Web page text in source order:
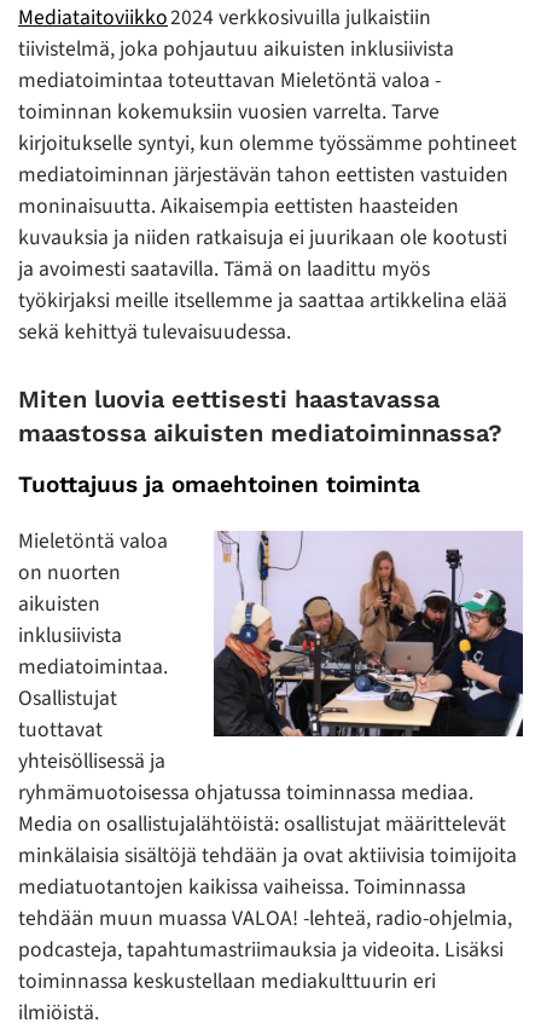
Mediataitoviikko2024 verkkosivuilla julkaistiin
tiivistelmä, joka pohjautuu aikuisten inklusiivista
mediatoimintaa toteuttavan Mieletöntä valoa -
toiminnan kokemuksiin vuosien varrelta. Tarve
kirjoitukselle syntyi, kun olemme työssämme pohtineet
mediatoiminnan järjestävän tahon eettisten vastuiden
moninaisuutta. Aikaisempia eettisten haasteiden
kuvauksia ja niiden ratkaisuja ei juurikaan ole kootusti
ja avoimesti saatavilla. Tämä on laadittu myös
työkirjaksi meille itsellemme ja saattaa artikkelina elää
sekä kehittyä tulevaisuudessa.
Miten luovia eettisesti haastavassa
maastossa aikuisten mediatoiminnassa?
Tuottajuus ja omaehtoinen toiminta
Mieletöntä valoa
on nuorten
aikuisten
inklusiivista
mediatoimintaa.
Osallistujat
tuottavat
yhteisöllisessä ja
ryhmämuotoisessa ohjatussa toiminnassa mediaa.
Media on osallistujalähtöistä: osallistujat määrittelevät
minkälaisia sisältöjä tehdään ja ovat aktiivisia toimijoita
mediatuotantojen kaikissa vaiheissa. Toiminnassa
tehdään muun muassa VALOA! -lehteä, radio-ohjelmia,
podcasteja, tapahtumastriimauksia ja videoita. Lisäksi
toiminnassa keskustellaan mediakulttuurin eri
ilmiöistä.